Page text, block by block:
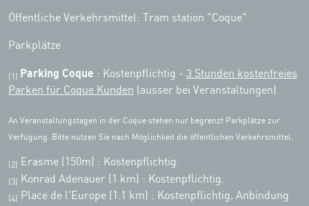
Öffentliche Verkehrsmittel: Tram station "Coque"
Parkplätze
(1) Parking Coque : Kostenpflichtig - 3 Stunden kostenfreies
Parken für Coque Kunden (ausser bei Veranstaltungen)
An Veranstaltungstagen in der Coque stehen nur begrenzt Parkplätze zur
Verfügung. Bitte nutzen Sie nach Möglichkeit die öffentlichen Verkehrsmittel.
(2) Erasme (150m) : Kostenpflichtig.
(3) Konrad Adenauer (1 km) : Kostenpflichtig.
(4)
Place de l'Europe (1.1 km) : Kostenpflichtig, Anbindung